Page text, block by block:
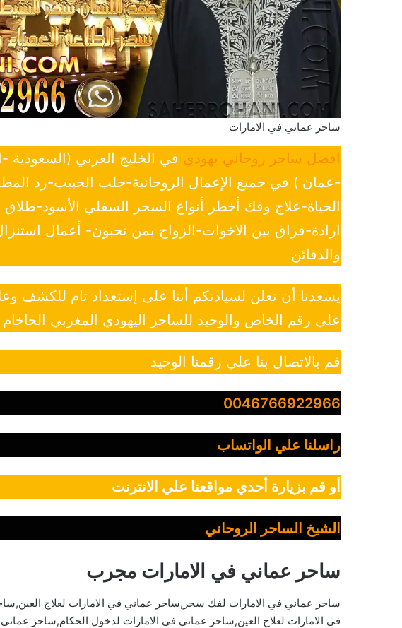
ساحر عماني في الامارات
افضل ساحر روحاني يهودي في الخليج العربي (السعودية
-عمان ) في جميع الإعمال الروحانية-جلب الحبيب-رد
الحياة-علاج وفك أخطر أنواع السحر السفلي الأسود-
ارادة-فراق بين الاخوات-الزواج بمن تحبون- أعمال
والدفائن
يسعدنا أن نعلن لسيادتكم أننا على إستعداد تام للكشف
علي رقم الخاص والوحيد للساحر اليهودي المغربي الحاخام
قم بالاتصال بنا علي رقمنا الوحيد
0046766922966
راسلنا علي الواتساب
أو قم بزيارة أحدي مواقعنا علي الانترنت
الشيخ الساحر الروحاني
ساحر عماني في الامارات مجرب
ساحر عماني في الامارات لفك سحر,ساحر عماني في الامارات لعلاج
في الامارات لعلاج العين,ساحر عماني في الامارات لدخول الحكام,ساحر